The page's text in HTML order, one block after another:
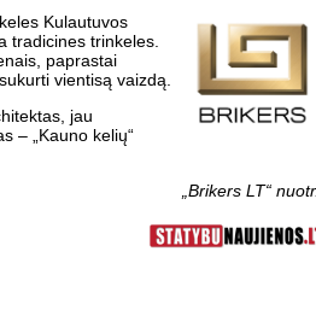
Kulautuvos
tradicines trinkeles.
paprastai
vientisą vaizdą.
jau
– „Kauno kelių“
„Brikers LT“